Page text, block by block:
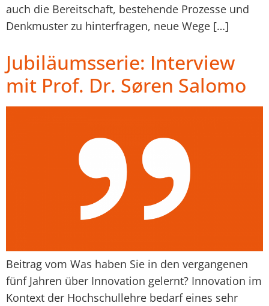
auch die Bereitschaft, bestehende Prozesse und
Denkmuster zu hinterfragen, neue Wege […]
Jubiläumsserie: Interview
mit Prof. Dr. Søren Salomo
Beitrag vom Was haben Sie in den vergangenen
fünf Jahren über Innovation gelernt? Innovation im
Kontext der Hochschullehre bedarf eines sehr